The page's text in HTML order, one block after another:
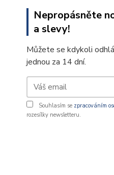
Nepropásněte
a slevy!
Můžete se kdykoli
jednou za 14 dní.
Souhlasím se zpracováním
rozesílky newsletteru.